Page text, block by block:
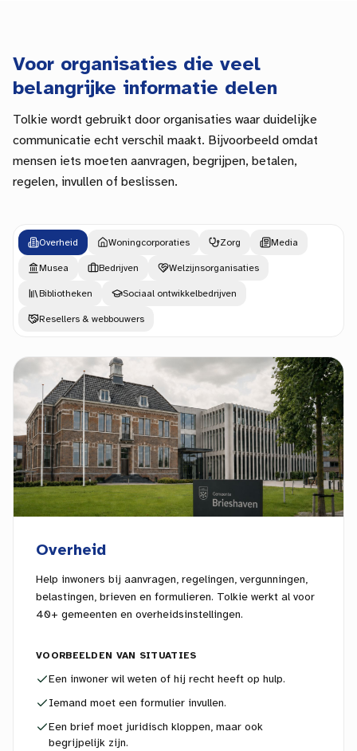
Voor organisaties die veel
belangrijke informatie delen
Tolkie wordt gebruikt door organisaties waar duidelijke
communicatie echt verschil maakt. Bijvoorbeeld omdat
mensen iets moeten aanvragen, begrijpen, betalen,
regelen, invullen of beslissen.
Overheid Woningcorporaties Zorg Media
Musea Bedrijven Welzijnsorganisaties
Bibliotheken Sociaal ontwikkelbedrijven
Resellers & webbouwers
Overheid
Help inwoners bij aanvragen, regelingen, vergunningen,
belastingen, brieven en formulieren. Tolkie werkt al voor
40+ gemeenten en overheidsinstellingen.
VOORBEELDEN VAN SITUATIES
Een inwoner wil weten of hij recht heeft op hulp.
Iemand moet een formulier invullen.
Een brief moet juridisch kloppen, maar ook
begrijpelijk zijn.